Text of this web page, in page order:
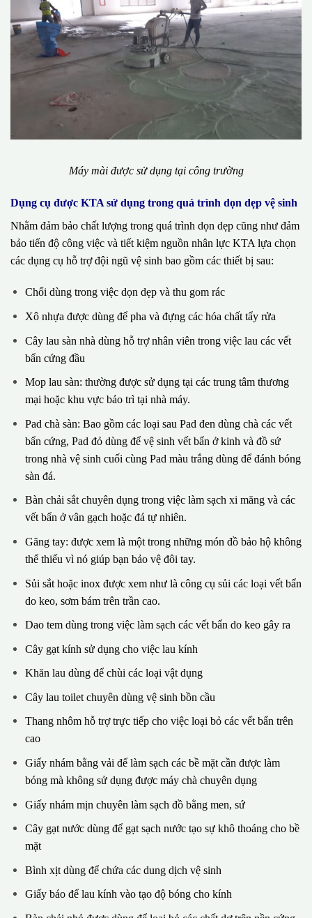
Máy mài được sử dụng tại công trường
Dụng cụ được KTA sử dụng trong quá trình dọn dẹp vệ sinh
Nhằm đảm bảo chất lượng trong quá trình dọn dẹp cũng như đảm
bảo tiến độ công việc và tiết kiệm nguồn nhân lực KTA lựa chọn
các dụng cụ hỗ trợ đội ngũ vệ sinh bao gồm các thiết bị sau:
Chổi dùng trong việc dọn dẹp và thu gom rác
Xô nhựa được dùng để pha và đựng các hóa chất tẩy rửa
Cây lau sàn nhà dùng hỗ trợ nhân viên trong việc lau các vết
bẩn cứng đầu
Mop lau sàn: thường được sử dụng tại các trung tâm thương
mại hoặc khu vực bảo trì tại nhà máy.
Pad chà sàn: Bao gồm các loại sau Pad đen dùng chà các vết
bẩn cứng, Pad đỏ dùng để vệ sinh vết bẩn ở kinh và đồ sứ
trong nhà vệ sinh cuối cùng Pad màu trắng dùng để đánh bóng
sàn đá.
Bàn chải sắt chuyên dụng trong việc làm sạch xi măng và các
vết bẩn ở vân gạch hoặc đá tự nhiên.
Găng tay: được xem là một trong những món đồ bảo hộ không
thể thiếu vì nó giúp bạn bảo vệ đôi tay.
Sủi sắt hoặc inox được xem như là công cụ sủi các loại vết bẩn
do keo, sơm bám trên trần cao.
Dao tem dùng trong việc làm sạch các vết bẩn do keo gây ra
Cây gạt kính sử dụng cho việc lau kính
Khăn lau dùng để chùi các loại vật dụng
Cây lau toilet chuyên dùng vệ sinh bồn cầu
Thang nhôm hỗ trợ trực tiếp cho việc loại bỏ các vết bẩn trên
cao
Giấy nhám bằng vải để làm sạch các bề mặt cần được làm
bóng mà không sử dụng được máy chà chuyên dụng
Giấy nhám mịn chuyên làm sạch đồ bằng men, sứ
Cây gạt nước dùng để gạt sạch nước tạo sự khô thoáng cho bề
mặt
Bình xịt dùng để chứa các dung dịch vệ sinh
Giấy báo để lau kính vào tạo độ bóng cho kính